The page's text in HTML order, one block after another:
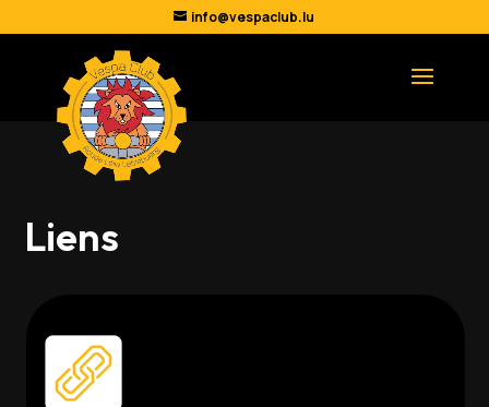
info@vespaclub.lu
Liens